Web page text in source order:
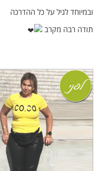
ובמיוחד לגיל על כל ההדרכה
תודה רבה מקרב